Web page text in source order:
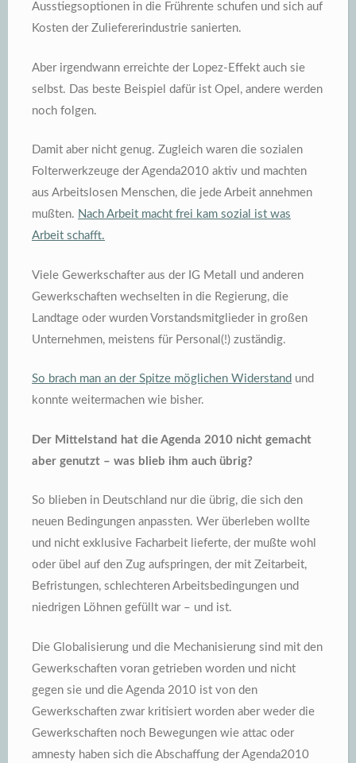
Ausstiegsoptionen in die Frührente schufen und sich auf
Kosten der Zuliefererindustrie sanierten.
Aber irgendwann erreichte der Lopez-Effekt auch sie
selbst. Das beste Beispiel dafür ist Opel, andere werden
noch folgen.
Damit aber nicht genug. Zugleich waren die sozialen
Folterwerkzeuge der Agenda2010 aktiv und machten
aus Arbeitslosen Menschen, die jede Arbeit annehmen
mußten. Nach Arbeit macht frei kam sozial ist was
Arbeit schafft.
Viele Gewerkschafter aus der IG Metall und anderen
Gewerkschaften wechselten in die Regierung, die
Landtage oder wurden Vorstandsmitglieder in großen
Unternehmen, meistens für Personal(!) zuständig.
So brach man an der Spitze möglichen Widerstand und
konnte weitermachen wie bisher.
Der Mittelstand hat die Agenda 2010 nicht gemacht
aber genutzt – was blieb ihm auch übrig?
So blieben in Deutschland nur die übrig, die sich den
neuen Bedingungen anpassten. Wer überleben wollte
und nicht exklusive Facharbeit lieferte, der mußte wohl
oder übel auf den Zug aufspringen, der mit Zeitarbeit,
Befristungen, schlechteren Arbeitsbedingungen und
niedrigen Löhnen gefüllt war – und ist.
Die Globalisierung und die Mechanisierung sind mit den
Gewerkschaften voran getrieben worden und nicht
gegen sie und die Agenda 2010 ist von den
Gewerkschaften zwar kritisiert worden aber weder die
Gewerkschaften noch Bewegungen wie attac oder
amnesty haben sich die Abschaffung der Agenda2010